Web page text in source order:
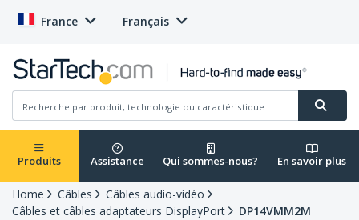
France Français
Produits Assistance Qui sommes-nous? En savoir plus
Home Câbles
Câbles audio-vidéo
Câbles et câbles adaptateurs DisplayPort
DP14VMM2M